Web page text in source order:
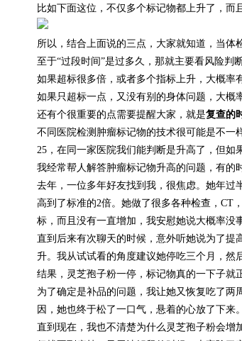
比如下面这位，不仅多个标记物都上升了，而
所以，结合上面说的三点，大家就知道，当体
至于“过段时间”是过多久，那就主要看风险判
如果超标很多倍，或者多个指标上升，大概率
如果只超标一点，又没有别的身体问题，大概
还有个很重要的点需要提醒大家，就是复查的
不同医院检测肿瘤标记物的技术很可能是不一
25，在同一家医院我们能判断是升高了，但如
我经常帮人解答肿瘤标记物升高的问题，有的
去年，一位多年好友找到我，很焦虑。她年过
高到了标准的2倍。她做了很多各种检查，CT
标，而且没有一直增加，我安慰她说大概率没
直到后来有次聊天的时候，意外听她说为了提
升。我从试试看的角度建议她停吃三个月，然
结果，灵芝孢子粉一停，标记物真的一下子就
为了确定是补品的问题，我让她又恢复吃了
因，她也终于松了一口气，悬着的心放了下来。
直到现在，我也不清楚为什么灵芝孢子粉会增